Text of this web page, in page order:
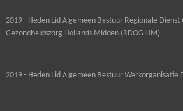
2019 - Heden Lid Algemeen Bestuur Regionale Dienst
Gezondheidszorg Hollands Midden (RDOG HM)
2019 - Heden Lid Algemeen Bestuur Werkorganisatie